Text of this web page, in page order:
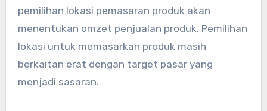
pemilihan lokasi pemasaran produk akan
menentukan omzet penjualan produk. Pemilihan
lokasi untuk memasarkan produk masih
berkaitan erat dengan target pasar yang
menjadi sasaran.